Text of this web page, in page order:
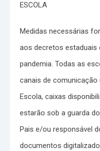
ESCOLA
Medidas necessárias
aos decretos estaduais
pandemia. Todas as
canais de
Escola, caixas
estarão sob a guarda
Pais e/ou responsável
documentos